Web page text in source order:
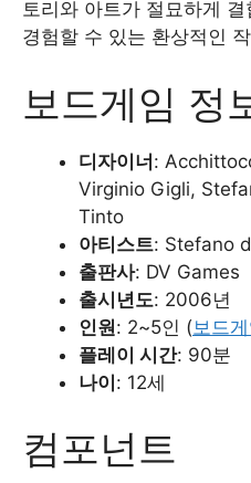
토리와 아트가 절묘하게
경험할 수 있는 환상적인
보드게임 정
디자이너:
Virginio Gigli,
Tinto
아티스트: Stefano
출판사: DV Games
출시년도: 2006년
인원: 2~5인 (보드
플레이 시간: 90분
나이: 12세
컴포넌트